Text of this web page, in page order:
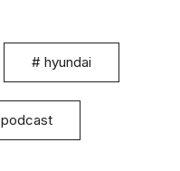
# hyundai
podcast